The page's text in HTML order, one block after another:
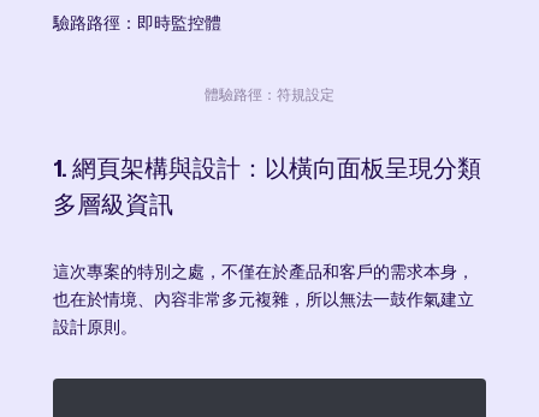
驗路路徑：即時監控體
體驗路徑：符規設定
1. 網頁架構與設計：以橫向面板呈現分類
多層級資訊
這次專案的特別之處，不僅在於產品和客戶的需求本身，
也在於情境、內容非常多元複雜，所以無法一鼓作氣建立
設計原則。